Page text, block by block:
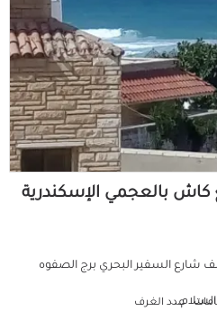
شارع السفير البحري برج الصفوه
السلام...عدد الغرف